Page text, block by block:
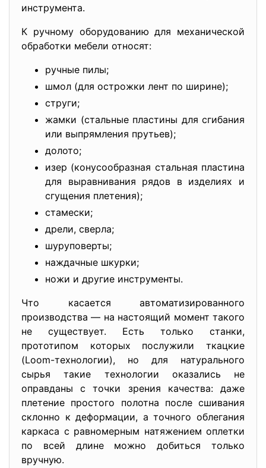
инструмента.
К ручному оборудованию для механической
обработки мебели относят:
ручные пилы;
шмол (для острожки лент по ширине);
струги;
жамки (стальные пластины для сгибания
или выпрямления прутьев);
долото;
изер (конусообразная стальная пластина
для выравнивания рядов в изделиях и
сгущения плетения);
стамески;
дрели, сверла;
шуруповерты;
наждачные шкурки;
ножи и другие инструменты.
Что касается автоматизированного
производства — на настоящий момент такого
не существует. Есть только станки,
прототипом которых послужили ткацкие
(Loom-технологии), но для натурального
сырья такие технологии оказались не
оправданы с точки зрения качества: даже
плетение простого полотна после сшивания
склонно к деформации, а точного облегания
каркаса с равномерным натяжением оплетки
по всей длине можно добиться только
вручную.